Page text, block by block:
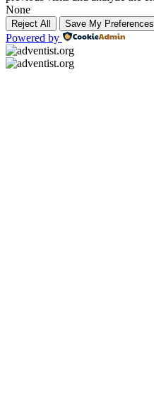
None
Reject All Save My Preferences
Powered by